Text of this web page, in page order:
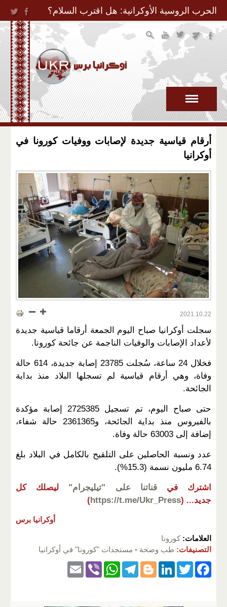
Jump to Navigation
الحرب الروسية الأوكرانية: هل اقترب السلام؟
أرقام قياسية جديدة لإصابات ووفيات كورونا في
أوكرانيا
2021.10.22
سجلت أوكرانيا صباح اليوم الجمعة أرقاما قياسية جديدة
لأعداد الإصابات والوفيات الناجمة عن جائحة كورونا.
فخلال 24 ساعة، سُجلت 23785 إصابة جديدة، 614 حالة
وفاة، وهي أرقام قياسية لم تسجلها البلاد منذ بداية
الجائحة.
حتى صباح اليوم، تم تسجيل 2725385 إصابة مؤكدة
بالفيروس منذ بداية الجائحة، و2361365 حالة شفاء،
إضافة إلى 63003 حالة وفاة.
عدد ونسبة الحاصلين على التلقيح بالكامل في البلاد بلغ
6.74 مليون نسمة (15.3%).
اشترك في قناتنا على "تيليجرام"
ليصلك كل
جديد... (
https://t.me/Ukr_Press
)
أوكرانيا برس
العلامات: كورونا
التصنيفات: طب وصحة - مستجدات "كورونا" في أوكرانيا
F
T
Li
Bl
T
W
Vi